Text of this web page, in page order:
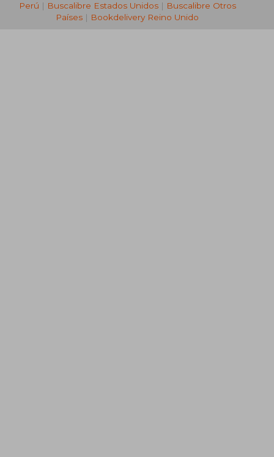
Perú | Buscalibre Estados Unidos| Buscalibre Otros
Países | Bookdelivery Reino Unido